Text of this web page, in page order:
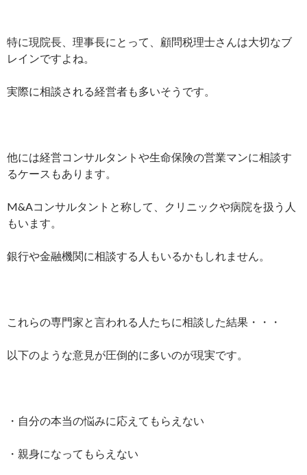
特に現院長、理事長にとって、顧問税理士さんは大切なブ
レインですよね。
実際に相談される経営者も多いそうです。
他には経営コンサルタントや生命保険の営業マンに相談す
るケースもあります。
M&Aコンサルタントと称して、クリニックや病院を扱う人
もいます。
銀行や金融機関に相談する人もいるかもしれません。
これらの専門家と言われる人たちに相談した結果・・・
以下のような意見が圧倒的に多いのが現実です。
・自分の本当の悩みに応えてもらえない
・親身になってもらえない